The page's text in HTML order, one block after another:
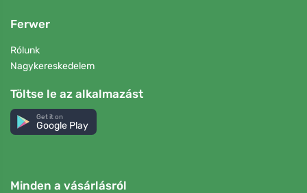
Ferwer
Rólunk
Nagykereskedelem
Töltse le az alkalmazást
Get it on
Google Play
Minden a vásárlásról